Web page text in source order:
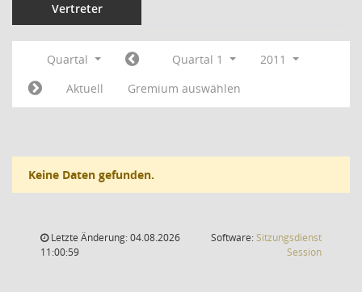
Vertreter
Quartal Quartal 1
2011
Aktuell
Gremium auswählen
Keine Daten gefunden.
Letzte Änderung: 04.08.2026
11:00:59
Software:Sitzungsdienst
Session(Wird in